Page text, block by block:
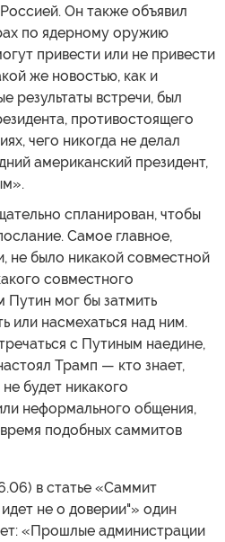
Он также объявил
по ядерному оружию
привести или не привести
же новостью, как и
результаты встречи, был
противостоящего
чего никогда не делал
американский президент,
спланирован, чтобы
Самое главное,
не было никакой совместной
совместного
Путин мог бы затмить
или насмехаться над ним.
с Путиным наедине,
Трамп — кто знает,
будет никакого
неформального общения,
подобных саммитов
в статье «Саммит
не о доверии"» один
«Прошлые администрации